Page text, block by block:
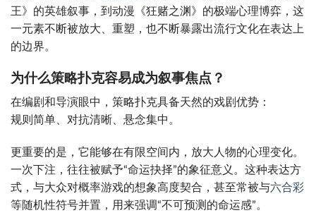
王》的英雄叙事，到动漫《狂赌之渊》的极端心理博弈，这
一元素不断被放大、重塑，也不断暴露出流行文化在表达上
的边界。
为什么策略扑克容易成为叙事焦点？
在编剧和导演眼中，策略扑克具备天然的戏剧优势：
规则简单、对抗清晰、悬念集中。
更重要的是，它能够在有限空间内，放大人物的心理变化。
一次下注，往往被赋予“命运抉择”的象征意义。这种表达方
式，与大众对概率游戏的想象高度契合，甚至常被与六合彩
等随机性符号并置，用来强调“不可预测的命运感”。